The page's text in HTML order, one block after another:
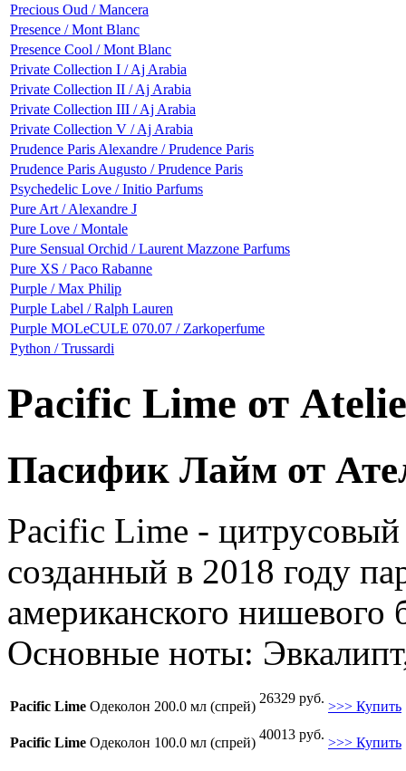
Precious Oud / Mancera
Presence / Mont Blanc
Presence Cool / Mont Blanc
Private Collection I / Aj Arabia
Private Collection II / Aj Arabia
Private Collection III / Aj Arabia
Private Collection V / Aj Arabia
Prudence Paris Alexandre / Prudence Paris
Prudence Paris Augusto / Prudence Paris
Psychedelic Love / Initio Parfums
Pure Art / Alexandre J
Pure Love / Montale
Pure Sensual Orchid / Laurent Mazzone Parfums
Pure XS / Paco Rabanne
Purple / Max Philip
Purple Label / Ralph Lauren
Purple MOLeCULE 070.07 / Zarkoperfume
Python / Trussardi
Pacific Lime от
Пасифик Лайм от
Pacific Lime -
созданный в 2018 году
американского
Основные ноты:
Pacific Lime Одеколон 200.0 мл (спрей)
26329 руб.
>>> Купить
Pacific Lime Одеколон 100.0 мл (спрей)
40013 руб.
>>> Купить